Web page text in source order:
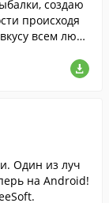
создаю
происходя
всем люб
Один из луч
на Android!